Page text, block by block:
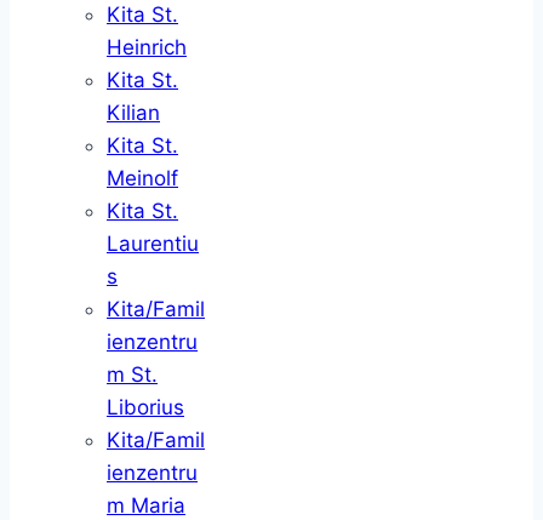
Kita St.
Heinrich
Kita St.
Kilian
Kita St.
Meinolf
Kita St.
Laurentiu
s
Kita/Famil
ienzentru
m St.
Liborius
Kita/Famil
ienzentru
m Maria